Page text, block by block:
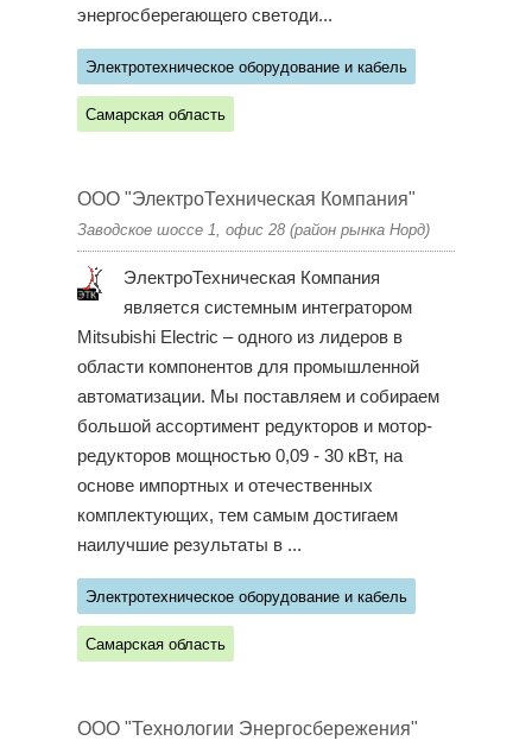
энергосберегающего светоди...
Электротехническое оборудование и кабель
Самарская область
ООО "ЭлектроТехническая Компания"
Заводское шоссе 1, офис 28 (район рынка Норд)
ЭлектроТехническая Компания
является системным интегратором
Mitsubishi Electric – одного из лидеров в
области компонентов для промышленной
автоматизации. Мы поставляем и собираем
большой ассортимент редукторов и мотор-
редукторов мощностью 0,09 - 30 кВт, на
основе импортных и отечественных
комплектующих, тем самым достигаем
наилучшие результаты в ...
Электротехническое оборудование и кабель
Самарская область
ООО "Технологии Энергосбережения"